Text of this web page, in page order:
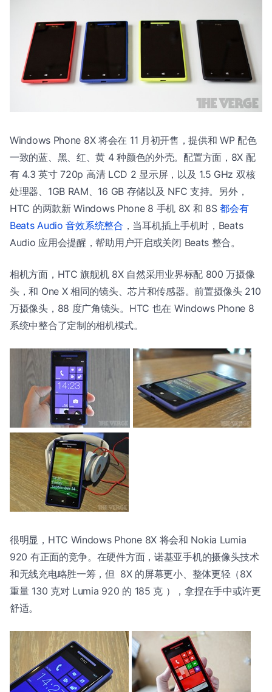
Windows Phone 8X 将会在 11 月初开售，提供和 WP 配色
一致的蓝、黑、红、黄 4 种颜色的外壳。配置方面，8X 配
有 4.3 英寸 720p 高清 LCD 2 显示屏，以及 1.5 GHz 双核
处理器、1GB RAM、16 GB 存储以及 NFC 支持。另外，
HTC 的两款新 Windows Phone 8 手机 8X 和 8S都会有
Beats Audio 音效系统整合 ，当耳机插上手机时，Beats
Audio 应用会提醒，帮助用户开启或关闭 Beats 整合。
相机方面，HTC 旗舰机 8X 自然采用业界标配 800 万摄像
头，和 One X 相同的镜头、芯片和传感器。前置摄像头 210
万摄像头，88 度广角镜头。HTC 也在 Windows Phone 8
系统中整合了定制的相机模式。
很明显，HTC Windows Phone 8X 将会和 Nokia Lumia
920 有正面的竞争。在硬件方面，诺基亚手机的摄像头技术
和无线充电略胜一筹，但 8X 的屏幕更小、整体更轻（8X
重量 130 克对 Lumia 920 的 185 克 ），拿捏在手中或许更
舒适。